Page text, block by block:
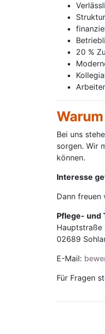
20 %
Bei uns
sorgen. Wir
können.
Interesse
Dann freuen
Pflege- und
Hauptstraße
02689
E-Mail:
Für Fragen